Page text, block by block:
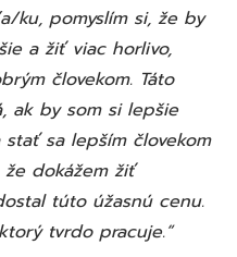
ku, pomyslím si, že by
a žiť viac horlivo,
človekom. Táto
ak by som si lepšie
sa lepším človekom
že dokážem žiť
túto úžasnú cenu.
tvrdo pracuje.“